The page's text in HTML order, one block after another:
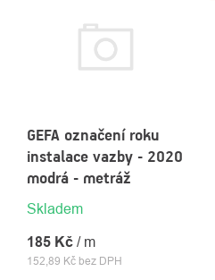
GEFA označení roku
instalace vazby - 2020
modrá - metráž
Skladem
152,89 Kč bez DPH
185 Kč / m